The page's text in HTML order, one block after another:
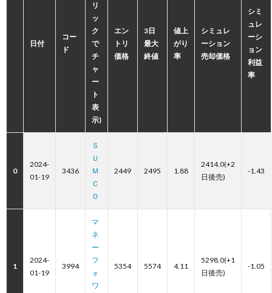
日付
コー
ド
リ
ッ
ク
で
チ
ャ
ー
ト
表
示)
エン
トリ
価格
3日
最大
終値
値上
がり
率
シミュレ
ーション
売却価格
シミ
ュレ
ーシ
ョン
利益
率
0
2024-
01-19
3436
Ｓ
Ｕ
Ｍ
Ｃ
Ｏ
2449 2495 1.88
2414.0(+2
日後売)
-1.43
1
2024-
01-19
3994
マ
ネ
ー
フ
ォ
ワ
5354 5574 4.11
5298.0(+1
日後売)
-1.05